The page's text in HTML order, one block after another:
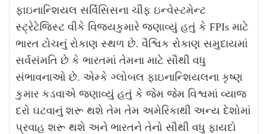
ફાઇનાન્શિયલ સર્વિસિસના ચીફ ઇન્વેસ્ટમેન્ટ
સ્ટ્રેટેજિસ્ટ વીકે વિજયકુમારે જણાવ્યું હતું કે FPIs માટે
ભારત ટોચનું રોકાણ સ્થળ છે. વૈશ્વિક રોકાણ સમુદાયમાં
સર્વસંમતિ છે કે ભારતમાં તેમના માટે સૌથી વધુ
સંભાવનાઓ છે. એમ્કે ગ્લોબલ ફાઇનાન્શિયલના કૃષ્ણ
કુમાર કડવાએ જણાવ્યું હતું કે જેમ જેમ વિશ્વમાં વ્યાજ
દરો ઘટવાનું શરૂ થશે તેમ તેમ અમેરિકાથી અન્ય દેશોમાં
પ્રવાહ શરૂ થશે અને ભારતને તેનો સૌથી વધુ ફાયદો